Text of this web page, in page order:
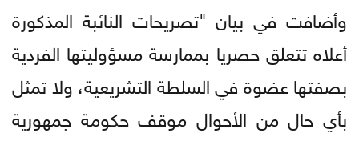
وأضافت في بيان "تصريحات النائبة المذكورة
أعلاه تتعلق حصريا بممارسة مسؤوليتها الفردية
بصفتها عضوة في السلطة التشريعية، ولا تمثل
بأي حال من الأحوال موقف حكومة جمهورية